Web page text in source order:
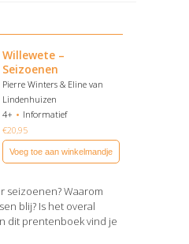
Willewete –
Seizoenen
Pierre Winters & Eline van
Lindenhuizen
4+
Informatief
€20,95
Voeg toe aan winkelmandje
seizoenen? Waarom
blij? Is het overal
dit prentenboek vind je